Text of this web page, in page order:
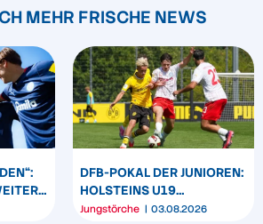
MEHR FRISCHE NEWS
DFB-POKAL DER JUNIOREN:
HOLSTEINS U19
TRIUMPHIERT IN
Jungstörche 03.08.2026